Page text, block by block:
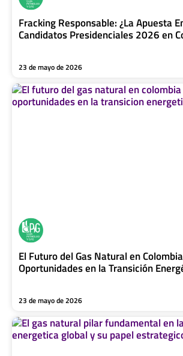
Fracking Responsable: ¿La Apuesta
Candidatos Presidenciales 2026 en
23 de mayo de 2026
El Futuro del Gas Natural en
Oportunidades en la Transición
23 de mayo de 2026